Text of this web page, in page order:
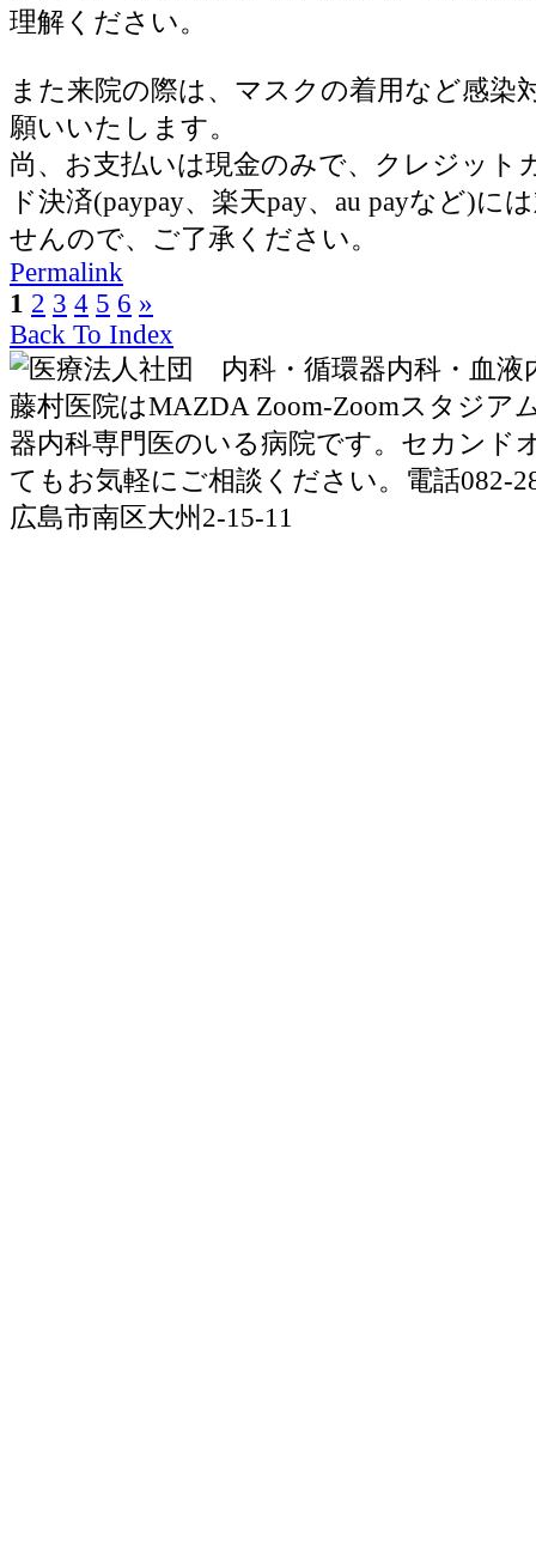
理解ください。
また来院の際は、マスクの着用など感染
願いいたします。
尚、お支払いは現金のみで、クレジット
ド決済(paypay、楽天pay、au payなど)に
せんので、ご了承ください。
Permalink
1 2 3 4 5 6 »
Back To Index